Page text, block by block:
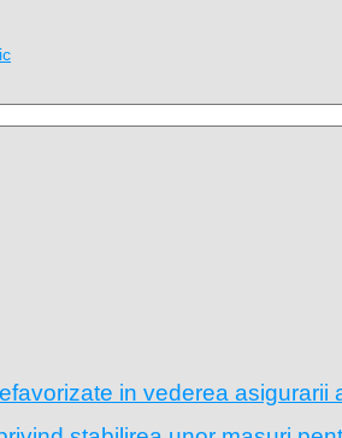
in vederea asigurarii